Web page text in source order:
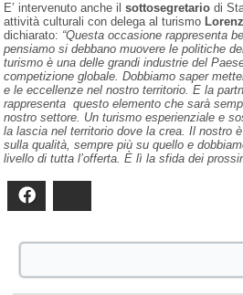
E’ intervenuto anche ilsottosegretario di
attività culturali con delega al turismo
dichiarato: “Questa occasione rappresenta
pensiamo si debbano muovere le politiche
turismo è una delle grandi industrie del
competizione globale. Dobbiamo saper
e le eccellenze nel nostro territorio. E la
rappresenta questo elemento che sarà
nostro settore. Un turismo esperienziale e
la lascia nel territorio dove la crea. Il nostro
sulla qualità, sempre più su quello e
livello di tutta l’offerta. È lì la sfida dei